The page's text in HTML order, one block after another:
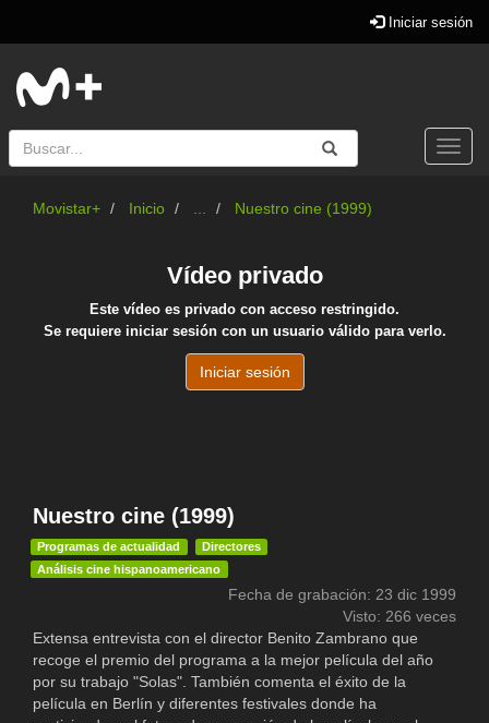
Iniciar sesión
Buscar Enviar
Buscar
Movistar+ Inicio Nuestro cine (1999)
Nuestro cine (1999)
Programas de actualidad
Directores
Análisis cine hispanoamericano
Fecha de grabación: 23 dic 1999
Visto: 266 veces
Extensa entrevista con el director Benito Zambrano que
recoge el premio del programa a la mejor película del año
por su trabajo "Solas". También comenta el éxito de la
película en Berlín y diferentes festivales donde ha